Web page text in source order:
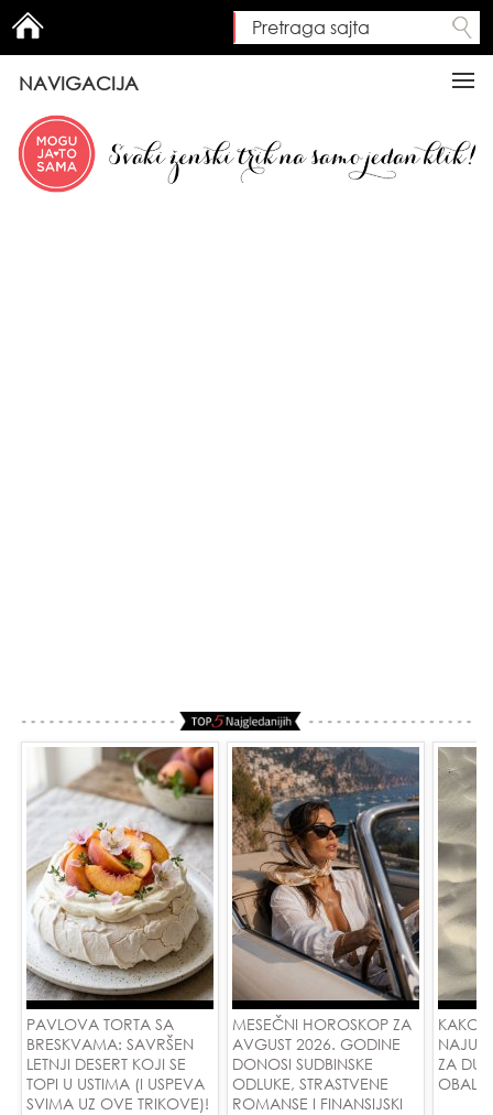
Search form
Pretraga sajta
NAVIGACIJA
PAVLOVA TORTA SA
BRESKVAMA: SAVRŠEN
LETNJI DESERT KOJI SE
TOPI U USTIMA (I USPEVA
SVIMA UZ OVE TRIKOVE)!
MESEČNI HOROSKOP ZA
AVGUST 2026. GODINE
DONOSI SUDBINSKE
ODLUKE, STRASTVENE
ROMANSE I FINANSIJSKI
KAKO
ZA